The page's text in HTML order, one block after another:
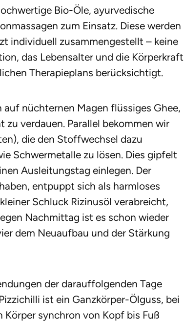
Bio-Öle, ayurvedische
zum Einsatz. Diese werden
individuell zusammengestellt – keine
das Lebensalter und die Körperkraft
Therapieplans berücksichtigt.
nüchternen Magen flüssiges Ghee,
verdauen. Parallel bekommen wir
die den Stoffwechsel dazu
Schwermetalle zu lösen. Dies gipfelt
Ausleitungstag einlegen. Der
entpuppt sich als harmloses
Schluck Rizinusöl verabreicht,
Nachmittag ist es schon wieder
dem Neuaufbau und der Stärkung
der darauffolgenden Tage
ist ein Ganzkörper-Ölguss, bei
synchron von Kopf bis Fuß